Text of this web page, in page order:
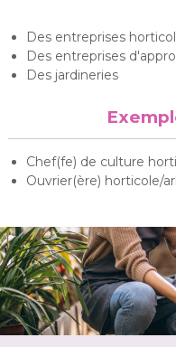
Des entreprises
Des entreprises
Des jardineries
Chef(fe) de culture
Ouvrier(ère) horticole/